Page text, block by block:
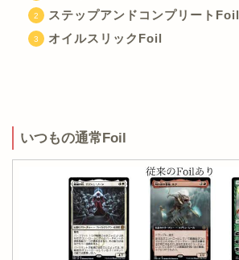
ステップアンドコンプリートFoil
オイルスリックFoil
いつもの通常Foil